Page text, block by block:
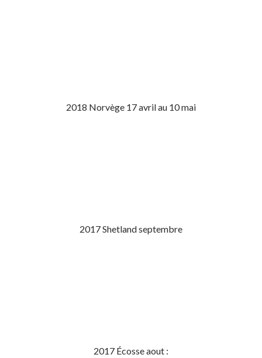
2018 Norvège 17 avril au 10 mai
2017 Shetland septembre
2017 Écosse aout :